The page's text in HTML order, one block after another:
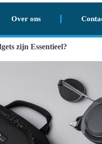
Over ons
zijn Essentieel?